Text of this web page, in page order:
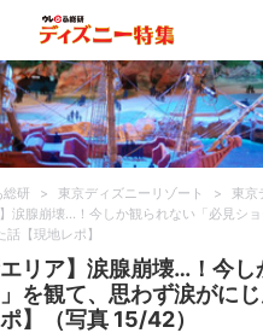
研 > 東京ディズニーリゾート >
東京
涙腺崩壊…！今しか観られない「必見シ
【現地レポ】
エリア】涙腺崩壊…！今
を観て、思わず涙がに
】（写真 15/42）